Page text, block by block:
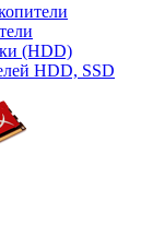
(HDD)
HDD, SSD